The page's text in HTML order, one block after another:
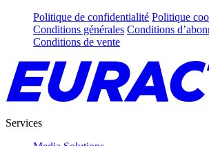
Politique de confidentialité Politique
Conditions générales Conditions
Conditions de vente
Services